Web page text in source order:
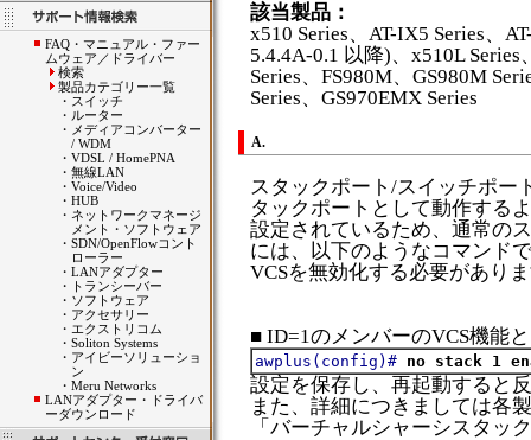
FAQ・マニュアル・ファー
ムウェア／ドライバー
検索
製品カテゴリー一覧
・ スイッチ
・ ルーター
・ メディアコンバーター
/ WDM
・ VDSL / HomePNA
・ 無線LAN
・ Voice/Video
・ HUB
・ ネットワークマネージ
メント・ソフトウェア
・ SDN/OpenFlowコント
ローラー
・ LANアダプター
・
トランシーバー
・ ソフトウェア
・ アクセサリー
・ エクストリコム
・ Soliton Systems
・ アイビーソリューショ
ン
・ Meru Networks
LANアダプター・ドライバ
ーダウンロード
該当製品：
x510 Series、AT-IX5 Series、
5.4.4A-0.1 以降)、x510L Series
Series、FS980M、GS980M
Series、GS970EMX Series
A.
スタックポート/スイッチポー
タックポートとして動作する
設定されているため、通常の
には、以下のようなコマンドで
VCSを無効化する必要があり
■ ID=1のメンバーのVCS機能
awplus(config)# no stack 1
設定を保存し、再起動すると
また、詳細につきましては各
「バーチャルシャーシスタッ